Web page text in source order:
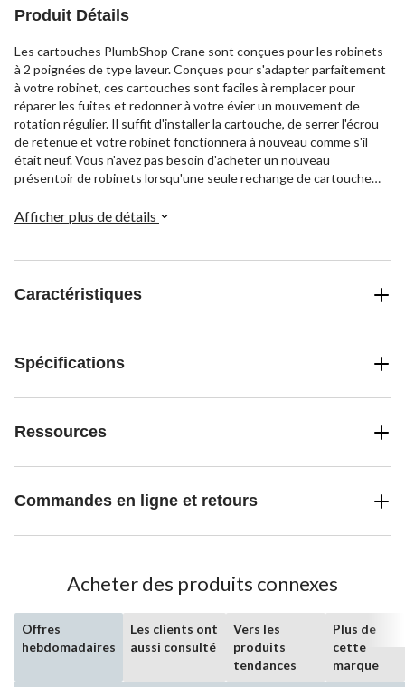
Produit Détails
Les cartouches PlumbShop Crane sont conçues pour les robinets
à 2 poignées de type laveur. Conçues pour s'adapter parfaitement
à votre robinet, ces cartouches sont faciles à remplacer pour
réparer les fuites et redonner à votre évier un mouvement de
rotation régulier. Il suffit d'installer la cartouche, de serrer l'écrou
de retenue et votre robinet fonctionnera à nouveau comme s'il
était neuf. Vous n'avez pas besoin d'acheter un nouveau
présentoir de robinets lorsqu'une seule rechange de cartouche
Afficher plus de détails
Caractéristiques
Spécifications
Ressources
Commandes en ligne et retours
Acheter des produits connexes
Offres
hebdomadaires
Les clients ont
aussi consulté
Vers les
produits
tendances
Plus de
cette
marque